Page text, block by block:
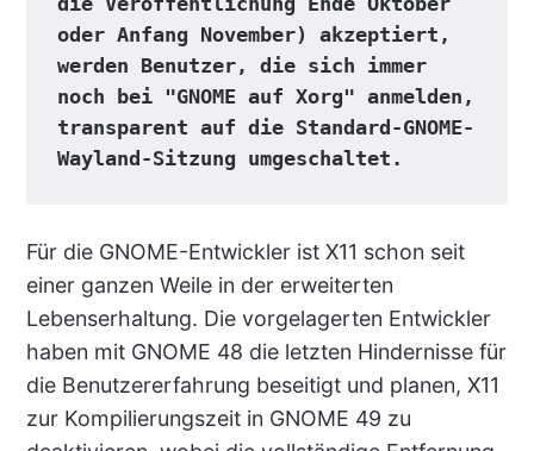
oder Anfang November) akzeptiert,
werden Benutzer, die sich immer
noch bei "GNOME auf Xorg" anmelden,
transparent auf die Standard-GNOME-
Wayland-Sitzung umgeschaltet.
Für die GNOME-Entwickler ist X11 schon seit
einer ganzen Weile in der erweiterten
Lebenserhaltung. Die vorgelagerten Entwickler
haben mit GNOME 48 die letzten Hindernisse für
die Benutzererfahrung beseitigt und planen, X11
zur Kompilierungszeit in GNOME 49 zu